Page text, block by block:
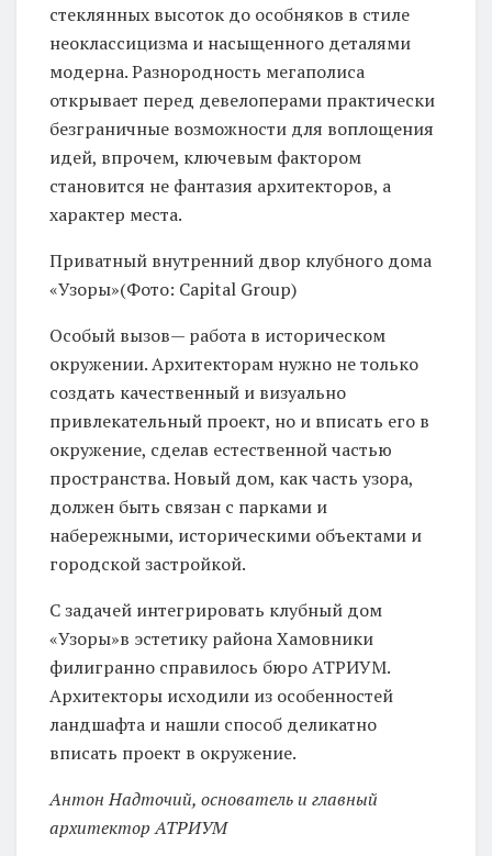
стеклянных высоток до особняков в стиле
неоклассицизма и насыщенного деталями
модерна. Разнородность мегаполиса
открывает перед девелоперами практически
безграничные возможности для воплощения
идей, впрочем, ключевым фактором
становится не фантазия архитекторов, а
характер места.
Приватный внутренний двор клубного дома
«Узоры»(Фото: Capital Group)
Особый вызов— работа в историческом
окружении. Архитекторам нужно не только
создать качественный и визуально
привлекательный проект, но и вписать его в
окружение, сделав естественной частью
пространства. Новый дом, как часть узора,
должен быть связан с парками и
набережными, историческими объектами и
городской застройкой.
С задачей интегрировать клубный дом
«Узоры»в эстетику района Хамовники
филигранно справилось бюро АТРИУМ.
Архитекторы исходили из особенностей
ландшафта и нашли способ деликатно
вписать проект в окружение.
Антон Надточий, основатель и главный
архитектор АТРИУМ